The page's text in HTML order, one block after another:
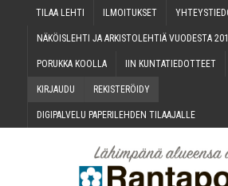
TILAA LEH­TI ILMOI­TUK­SET
NÄKÖIS­LEH­TI JA ARKIS­TO­LEH­TIÄ VUO­DES­TA
PORUK­KA KOOLLA IIN KUN­TA­TIE­DOT­TEET
KIR­JAU­DU REKIS­TE­RÖI­DY
DIGI­PAL­VE­LU PAPE­RI­LEH­DEN TILAAJALLE